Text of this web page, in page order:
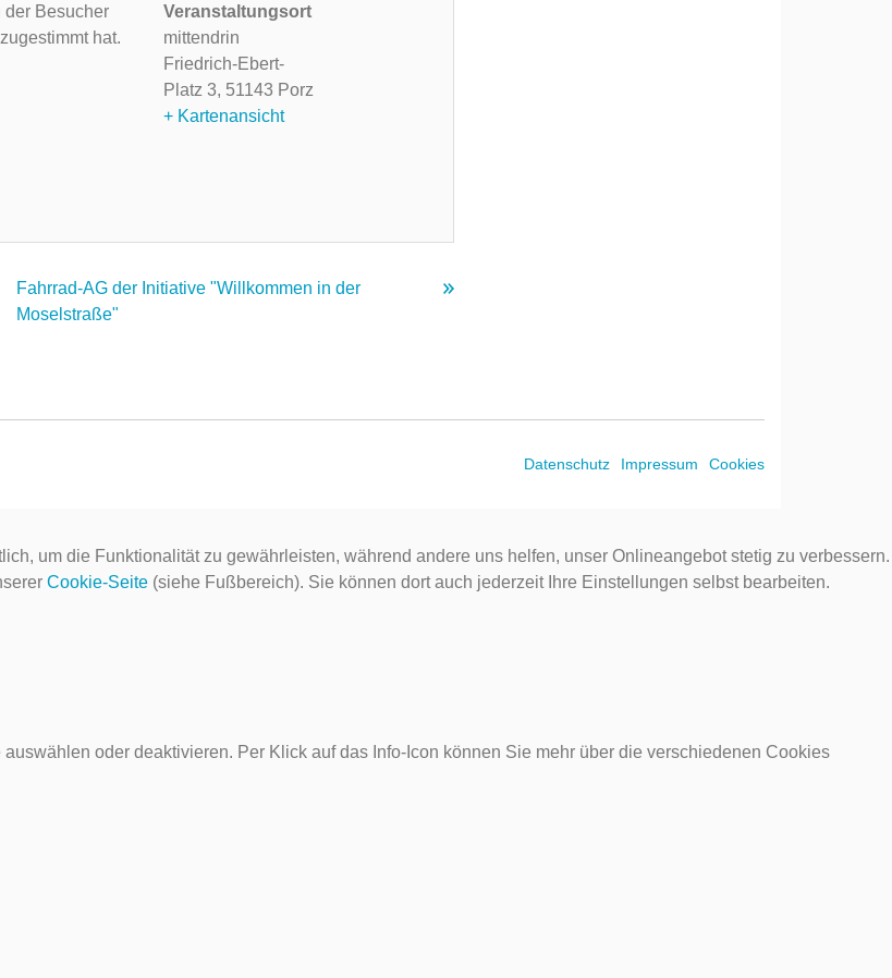
der Besucher
zugestimmt hat.
Veranstaltungsort
mittendrin
Friedrich-Ebert-
Platz 3, 51143 Porz
+ Kartenansicht
Fahrrad-AG der Initiative "Willkommen in der
Moselstraße"
Datenschutz Impressum Cookies
um die Funktionalität zu gewährleisten, während andere uns helfen, unser Onlineangebot stetig zu verbessern.
Cookie-Seite (siehe Fußbereich). Sie können dort auch jederzeit Ihre Einstellungen selbst bearbeiten.
oder deaktivieren. Per Klick auf das Info-Icon können Sie mehr über die verschiedenen Cookies